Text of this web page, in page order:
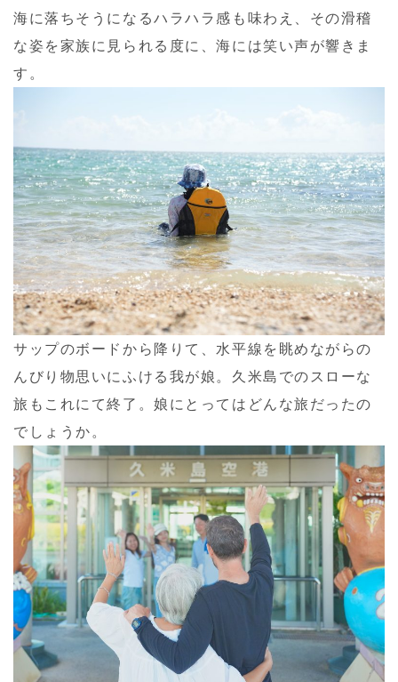
海に落ちそうになるハラハラ感も味わえ、その滑稽
な姿を家族に見られる度に、海には笑い声が響きま
す。
サップのボードから降りて、水平線を眺めながらの
んびり物思いにふける我が娘。久米島でのスローな
旅もこれにて終了。娘にとってはどんな旅だったの
でしょうか。